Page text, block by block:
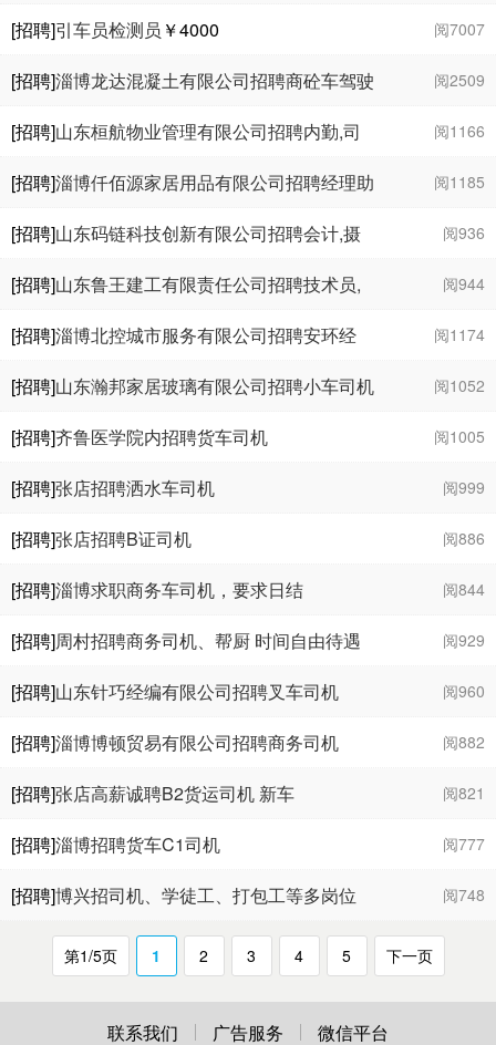
阅7007
[招聘]引车员检测员 ￥4000
阅2509
[招聘]淄博龙达混凝土有限公司招聘商砼车驾驶
员,操作工,铲车司机
阅1166
[招聘]山东桓航物业管理有限公司招聘内勤,司
机
阅1185
[招聘]淄博仟佰源家居用品有限公司招聘经理助
理,销售人员,新品开发人员一名
阅936
[招聘]山东码链科技创新有限公司招聘会计,摄
影师,讲师,文员,后勤,司机,市场
阅944
[招聘]山东鲁王建工有限责任公司招聘技术员,
预算员,资料员,行政文员,司机
阅1174
[招聘]淄博北控城市服务有限公司招聘安环经
理,安环主管,储备主管,环卫司机
阅1052
[招聘]山东瀚邦家居玻璃有限公司招聘小车司机
1名 叉车司机1名 货车司机1名
阅1005
[招聘]齐鲁医学院内招聘货车司机
阅999
[招聘]张店招聘洒水车司机
阅886
[招聘]张店招聘B证司机
阅844
[招聘]淄博求职商务车司机，要求日结
阅929
[招聘]周村招聘商务司机、帮厨 时间自由待遇
好
阅960
[招聘]山东针巧经编有限公司招聘叉车司机
阅882
[招聘]淄博博顿贸易有限公司招聘商务司机
阅821
[招聘]张店高薪诚聘B2货运司机 新车
阅777
[招聘]淄博招聘货车C1司机
阅748
[招聘]博兴招司机、学徒工、打包工等多岗位
第1/5页 1 2 3 4 5 下一页
联系我们 广告服务 微信平台